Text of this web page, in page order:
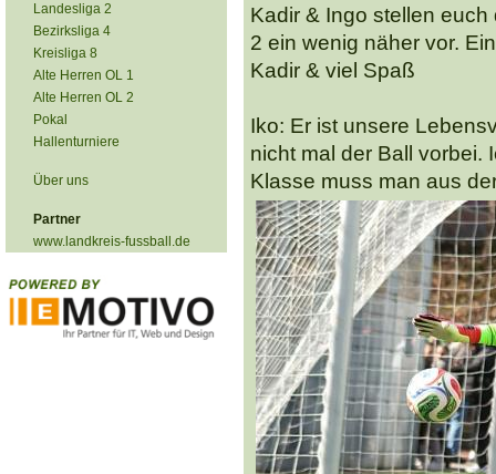
Landesliga 2
Bezirksliga 4
Kreisliga 8
Alte Herren OL 1
Alte Herren OL 2
Pokal
Hallenturniere
Über uns
Partner
www.landkreis-fussball.de
Kadir & Ingo stellen
2 ein wenig näher vor.
Kadir & viel Spaß
Iko: Er ist unsere
nicht mal der Ball vorbei.
Klasse muss man aus